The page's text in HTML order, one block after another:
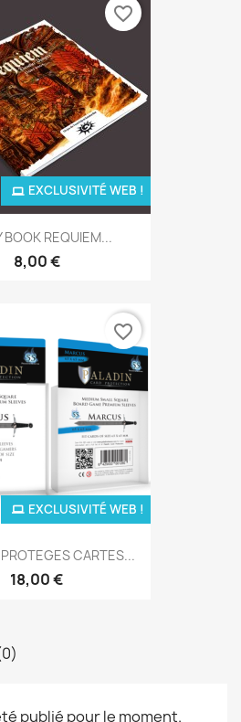
BOOK REQUIEM...
8,00 €
EXCLUSIVITÉ WEB !
favorite_border
CARTES...
18,00 €
EXCLUSIVITÉ WEB !
favorite_border
publié pour le moment.